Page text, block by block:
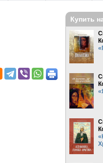
Купить